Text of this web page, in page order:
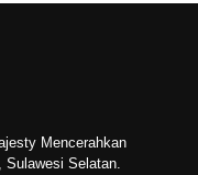
Mencerahkan
Selatan.